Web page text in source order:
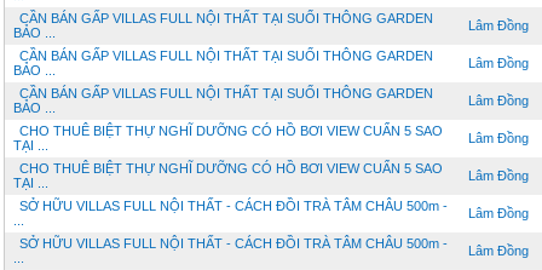
CẦN BÁN GẤP VILLAS FULL NỘI THẤT TẠI SUỐI THÔNG GARDEN
BẢO ...
Lâm Đồng
CẦN BÁN GẤP VILLAS FULL NỘI THẤT TẠI SUỐI THÔNG GARDEN
BẢO ...
Lâm Đồng
CẦN BÁN GẤP VILLAS FULL NỘI THẤT TẠI SUỐI THÔNG GARDEN
BẢO ...
Lâm Đồng
CHO THUÊ BIỆT THỰ NGHĨ DƯỠNG CÓ HỒ BƠI VIEW CUẨN 5 SAO
TẠI ...
Lâm Đồng
CHO THUÊ BIỆT THỰ NGHĨ DƯỠNG CÓ HỒ BƠI VIEW CUẨN 5 SAO
TẠI ...
Lâm Đồng
SỞ HỮU VILLAS FULL NỘI THẤT - CÁCH ĐỒI TRÀ TÂM CHÂU 500m -
Lâm Đồng
SỞ HỮU VILLAS FULL NỘI THẤT - CÁCH ĐỒI TRÀ TÂM CHÂU 500m -
Lâm Đồng